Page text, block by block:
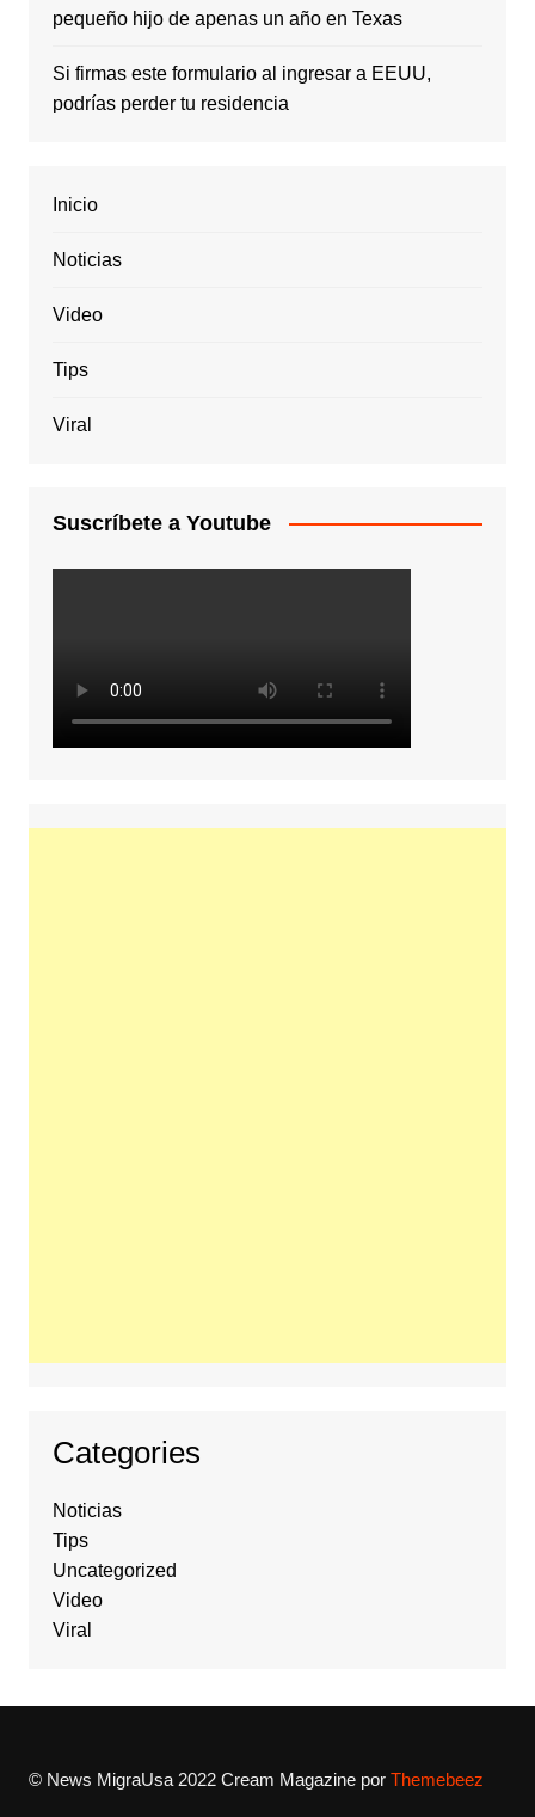
pequeño hijo de apenas un año en Texas
Si firmas este formulario al ingresar a EEUU,
podrías perder tu residencia
Inicio
Noticias
Video
Tips
Viral
Suscríbete a Youtube
Categories
Noticias
Tips
Uncategorized
Video
Viral
© News MigraUsa 2022Cream Magazine por Themebeez